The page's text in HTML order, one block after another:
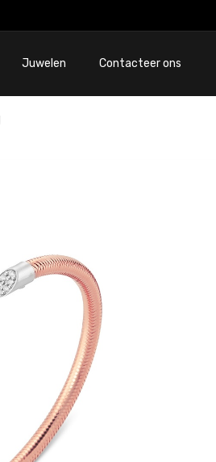
Juwelen Contacteer ons